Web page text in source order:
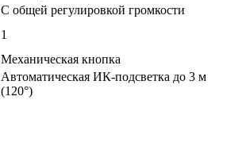
С общей регулировкой громкости
1
Механическая кнопка
Автоматическая ИК-подсветка до 3 м
(120°)